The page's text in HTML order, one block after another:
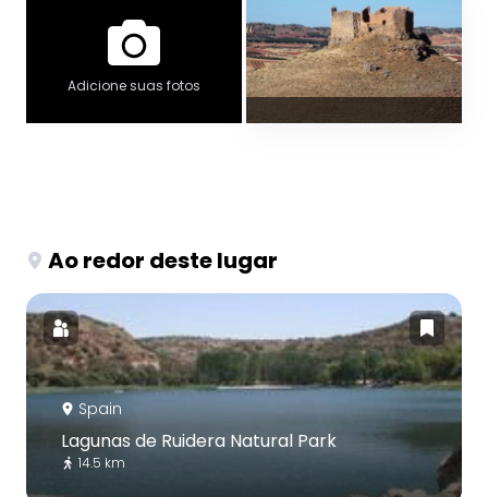
Adicione suas fotos
Ao redor deste lugar
Spain
Lagunas de Ruidera Natural Park
14.5 km